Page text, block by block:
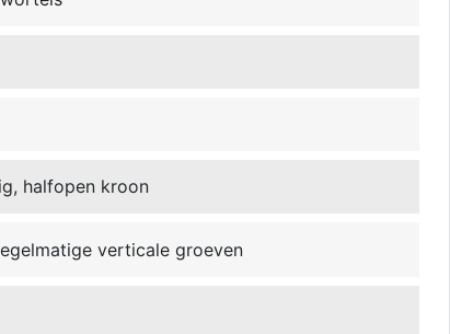
halfopen kroon
verticale groeven